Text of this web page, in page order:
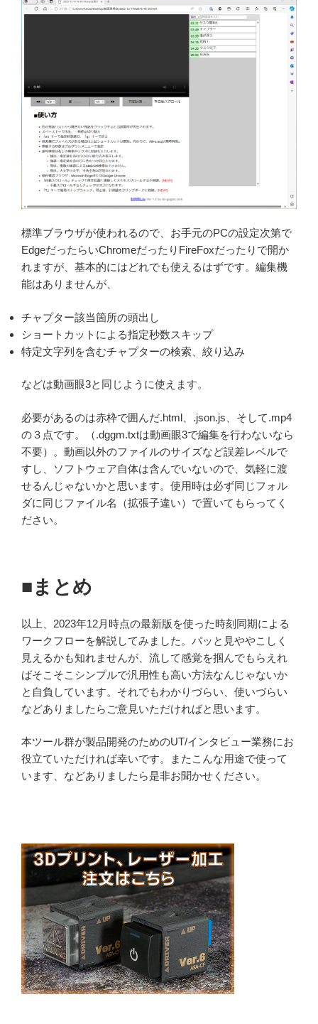
標準ブラウザが使われるので、お手元のPCの設定次第で
EdgeだったらいChromeだったりFireFoxだったりで開か
れますが、基本的にはどれでも使えるはずです。編集機
能はありませんが、
チャプター該当箇所の頭出し
ショートカットによる指定秒数スキップ
特定文字列を含むチャプターの検索、絞り込み
などは動画眼3と同じように使えます。
必要があるのは赤枠で囲んだ.html、.json.js、そして.mp4
の３点です。（.dggm.txtは動画眼3で編集を行わないなら
不要）。動画以外のファイルのサイズなど誤差レベルで
すし、ソフトウェア自体は含んでいないので、気軽に渡
せるんじゃないかと思います。使用時は必ず同じフォル
ダに同じファイル名（拡張子違い）で置いてもらってく
ださい。
■まとめ
以上、2023年12月時点の最新版を使った時刻同期による
ワークフローを解説してみました。パッと見ややこしく
見えるかも知れませんが、流して感覚を掴んでもらえれ
ばそこそこシンプルで汎用性も高い方法なんじゃないか
と自負しています。それでもわかりづらい、使いづらい
などありましたらご意見いただければと思います。
本ツール群が製品開発のためのUT/インタビュー業務にお
役立ていただければ幸いです。またこんな用途で使って
います、などありましたら是非お聞かせください。